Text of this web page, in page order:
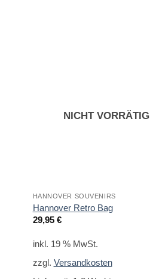
NICHT VORRÄTIG
HANNOVER SOUVENIRS
Hannover Retro Bag
29,95 €
inkl. 19 % MwSt.
zzgl. Versandkosten